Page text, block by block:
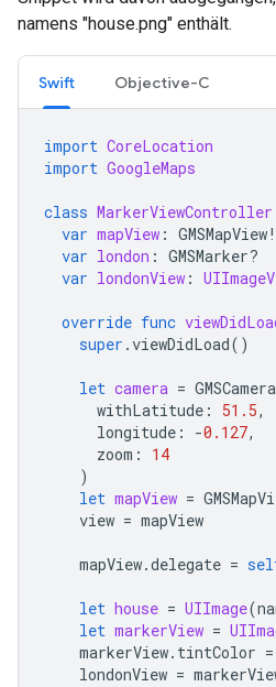
namens "house.png" enthält.
Swift Objective-C
import CoreLocation
import GoogleMaps
class MarkerViewController
var mapView : GMSMapView!
var london : GMSMarker?
var londonView :
override func
super .viewDidLoad()
let camera =
withLatitude : 51.5,
longitude : -0.127,
zoom :
14
)
let mapView =
view = mapView
mapView.delegate =
let house = UIImage(
let markerView =
markerView. tintColor =
londonView =